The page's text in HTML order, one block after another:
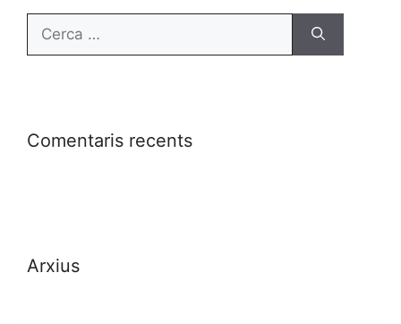
Comentaris recents
Arxius